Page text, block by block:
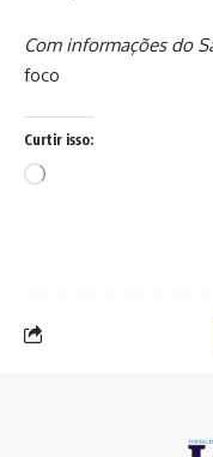
Com informações do
foco
Curtir isso:
Carregando...